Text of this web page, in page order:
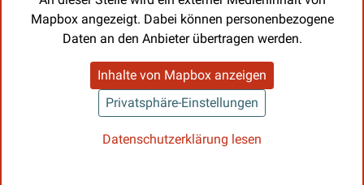
Mapbox angezeigt. Dabei können personenbezogene
Daten an den Anbieter übertragen werden.
Inhalte von Mapbox anzeigen
Privatsphäre-Einstellungen
Datenschutzerklärung lesen